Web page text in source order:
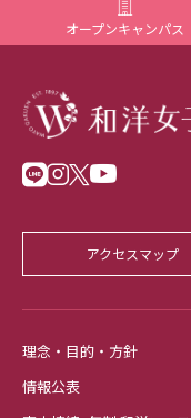
オープンキャンパス
アクセスマップ
理念・目的・方針
情報公表